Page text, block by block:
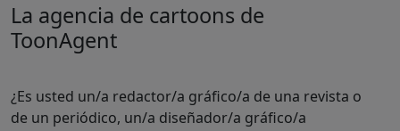
La agencia de cartoons de
ToonAgent
¿Es usted un/a redactor/a gráfico/a de una revista o
de un periódico, un/a diseñador/a gráfico/a